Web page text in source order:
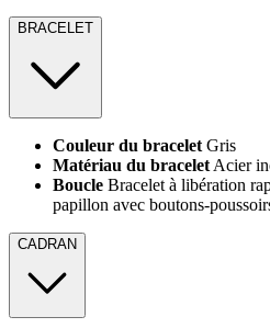
BRACELET
Couleur du braceletGris
Matériau du braceletAcier
Boucle Bracelet à libération
papillon avec boutons-
CADRAN